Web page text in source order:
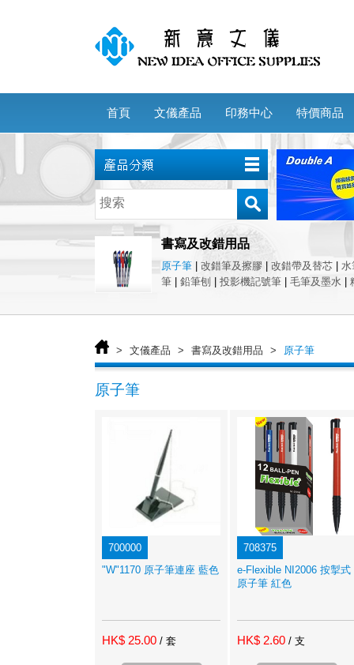
首頁 文儀產品 印務中心 特價商品
書寫及改錯用品
原子筆 改錯筆及擦膠 改錯帶及替芯
水
筆
鉛筆刨 投影機記號筆 毛筆及墨水
> 文儀產品 > 書寫及改錯用品 > 原子筆
原子筆
700000
"W"1170 原子筆連座 藍色
HK$ 25.00 / 套
708375
e-Flexible NI2006 按掣式
原子筆 紅色
HK$ 2.60 / 支